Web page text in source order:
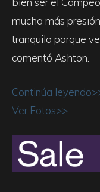
mucha más
tranquilo porque
comentó Ashton.
Continúa
Ver Fotos>>